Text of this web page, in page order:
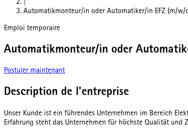
Automatikmonteur/in oder Automatiker/in EFZ (m/w/
Emploi temporaire
Automatikmonteur/in oder
Postuler maintenant
Description de l'entreprise
Unser Kunde ist ein führendes Unternehmen im Bereich
Erfahrung steht das Unternehmen für höchste Qualität